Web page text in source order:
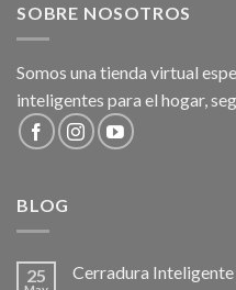
SOBRE NOSOTROS
Somos una tienda virtual
inteligentes para el hogar,
BLOG
25 Cerradura